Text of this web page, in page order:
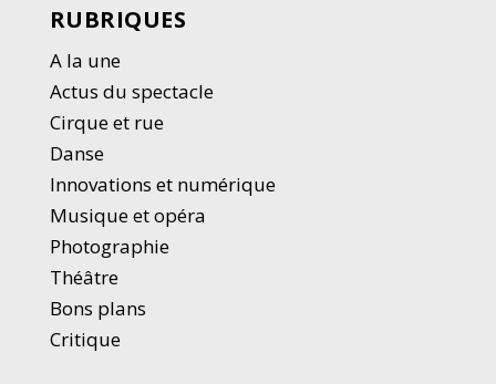
RUBRIQUES
A la une
Actus du spectacle
Cirque et rue
Danse
Innovations et numérique
Musique et opéra
Photographie
Théâtre
Bons plans
Critique